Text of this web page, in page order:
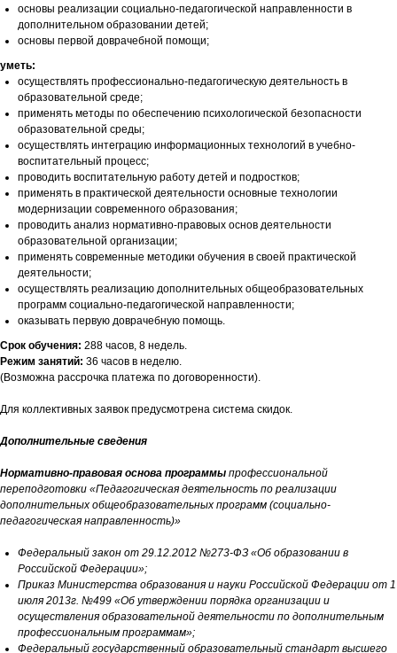
основы реализации социально-педагогической направленности в
дополнительном образовании детей;
основы первой доврачебной помощи;
уметь:
осуществлять профессионально-педагогическую деятельность в
образовательной среде;
применять методы по обеспечению психологической безопасности
образовательной среды;
осуществлять интеграцию информационных технологий в учебно-
воспитательный процесс;
проводить воспитательную работу детей и подростков;
применять в практической деятельности основные технологии
модернизации современного образования;
проводить анализ нормативно-правовых основ деятельности
образовательной организации;
применять современные методики обучения в своей практической
деятельности;
осуществлять реализацию дополнительных общеобразовательных
программ социально-педагогической направленности;
оказывать первую доврачебную помощь.
Срок обучения: 288 часов, 8 недель.
Режим занятий: 36 часов в неделю.
(Возможна рассрочка платежа по договоренности).
Для коллективных заявок предусмотрена система скидок.
Дополнительные сведения
Нормативно-правовая основа программы профессиональной
переподготовки «Педагогическая деятельность по реализации
дополнительных общеобразовательных программ (социально-
педагогическая направленность)»
Федеральный закон от 29.12.2012 №273-ФЗ «Об образовании в
Российской Федерации»;
Приказ Министерства образования и науки Российской Федерации от 1
июля 2013г. №499 «Об утверждении порядка организации и
осуществления образовательной деятельности по дополнительным
профессиональным программам»;
Федеральный государственный образовательный стандарт высшего